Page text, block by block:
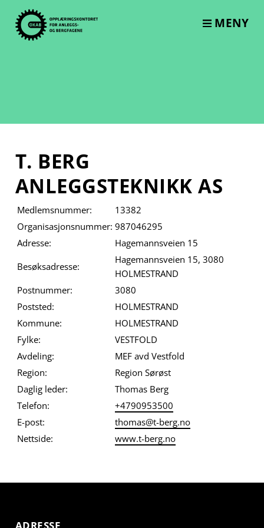
content
MENY
T. BERG
ANLEGGSTEKNIKK AS
Medlemsnummer:
13382
Organisasjonsnummer: 987046295
Adresse:
Hagemannsveien 15
Besøksadresse:
Hagemannsveien 15, 3080
HOLMESTRAND
Postnummer:
3080
Poststed:
HOLMESTRAND
Kommune:
HOLMESTRAND
Fylke:
VESTFOLD
Avdeling:
MEF avd Vestfold
Region:
Region Sørøst
Daglig leder:
Thomas Berg
Telefon:
+4790953500
E-post:
thomas@t-berg.no
Nettside:
www.t-berg.no